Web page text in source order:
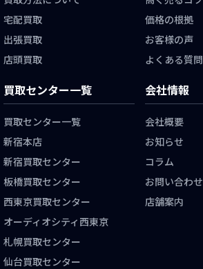
宅配買取
出張買取
店頭買取
価格の根拠
お客様の声
よくある質問
買取センター一覧
買取センター一覧
新宿本店
新宿買取センター
板橋買取センター
西東京買取センター
オーディオシティ西東京
札幌買取センター
仙台買取センター
会社情報
会社概要
お知らせ
コラム
お問い合わせ
店舗案内